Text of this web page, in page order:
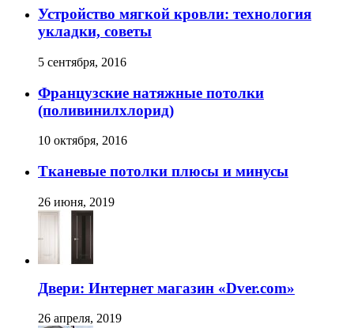
Устройство мягкой кровли: технология
укладки, советы
5 сентября, 2016
Французские натяжные потолки
(поливинилхлорид)
10 октября, 2016
Тканевые потолки плюсы и минусы
26 июня, 2019
Двери: Интернет магазин «Dver.com»
26 апреля, 2019